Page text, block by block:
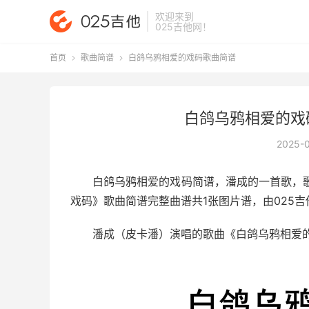
欢迎来到
025吉他网 ！
首页  歌曲简谱  白鸽乌鸦相爱的戏码歌曲简谱
白鸽乌鸦相爱的
2025-
白鸽乌鸦相爱的戏码简谱，潘成的一首歌，
戏码》歌曲简谱完整曲谱共1张图片谱，由025吉
潘成（皮卡潘）演唱的歌曲《白鸽乌鸦相